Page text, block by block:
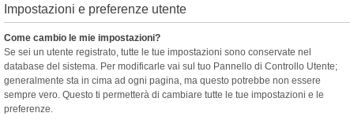
Impostazioni e preferenze utente
Come cambio le mie impostazioni?
Se sei un utente registrato, tutte le tue impostazioni sono conservate nel
database del sistema. Per modificarle vai sul tuo Pannello di Controllo Utente;
generalmente sta in cima ad ogni pagina, ma questo potrebbe non essere
sempre vero. Questo ti permetterà di cambiare tutte le tue impostazioni e le
preferenze.